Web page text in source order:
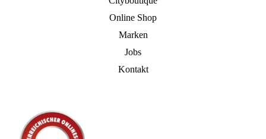
Online Shop
Marken
Jobs
Kontakt